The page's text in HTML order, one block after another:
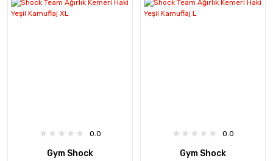
0.0
Gym Shock
0.0
Gym Shock